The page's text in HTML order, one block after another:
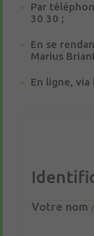
Par
30 30 ;
En se
Marius
En ligne,
Votre nom